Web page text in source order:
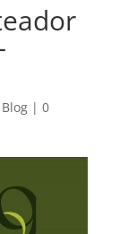
Blog| 0